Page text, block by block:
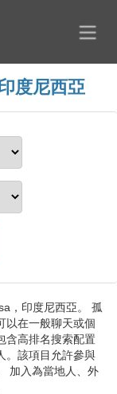
度尼西亞
，印度尼西亞。 孤
以在一般聊天或個
含高排名搜索配置
。該項目允許參與
加入為當地人、外